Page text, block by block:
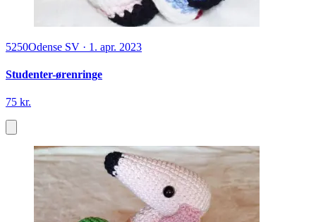
5250Odense SV · 1. apr. 2023
Studenter-ørenringe
75 kr.